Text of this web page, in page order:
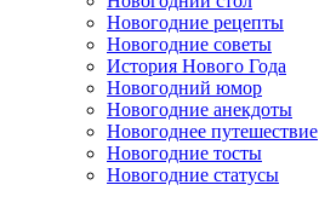
Новогодние рецепты
Новогодние советы
История Нового Года
Новогодний юмор
Новогодние анекдоты
Новогоднее путешествие
Новогодние тосты
Новогодние статусы